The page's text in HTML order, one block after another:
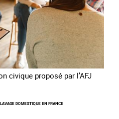
civique proposé par l’AFJ
DOMESTIQUE EN FRANCE